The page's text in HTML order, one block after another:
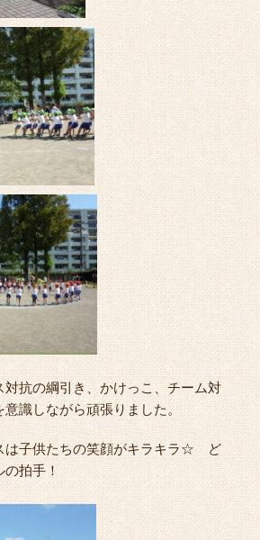
抗の綱引き、かけっこ、チーム対
識しながら頑張りました。
は子供たちの笑顔がキラキラ☆ ど
の拍手！